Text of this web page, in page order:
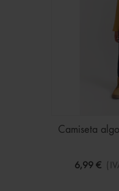
Camiseta
6,99 €